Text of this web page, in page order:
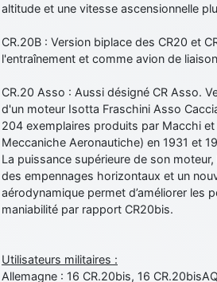
altitude et une vitesse ascensionnelle
CR.20B : Version biplace des CR20 et
l'entraînement et comme avion de
CR.20 Asso : Aussi désigné CR Asso.
d'un moteur Isotta Fraschini Asso
204 exemplaires produits par Macchi
Meccaniche Aeronautiche) en 1931 et
La puissance supérieure de son
des empennages horizontaux et un
aérodynamique permet d’améliorer les
maniabilité par rapport CR20bis.
Utilisateurs militaires :
Allemagne : 16 CR.20bis, 16